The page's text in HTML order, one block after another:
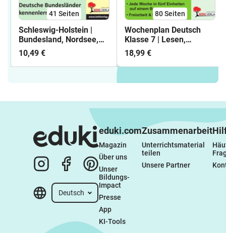
41 Seiten
Schleswig-Holstein |
Bundesland, Nordsee,
Ostsee, Wattenmeer,
Kiel, Lübeck, Hanse,
Landkarte |
10,49 €
80Seiten
Wochenplan Deutsch
Klasse 7 | Lesen,
Schreiben,
Rechtschreibung,
Grammatik | 38
18,99 €
Deutsch
eduki.com
Magazin
Über uns
Unser
Bildungs-
Impact
Presse
App
KI-Tools
Zusammenarbeit
Unterrichtsmaterial
teilen
Unsere Partner